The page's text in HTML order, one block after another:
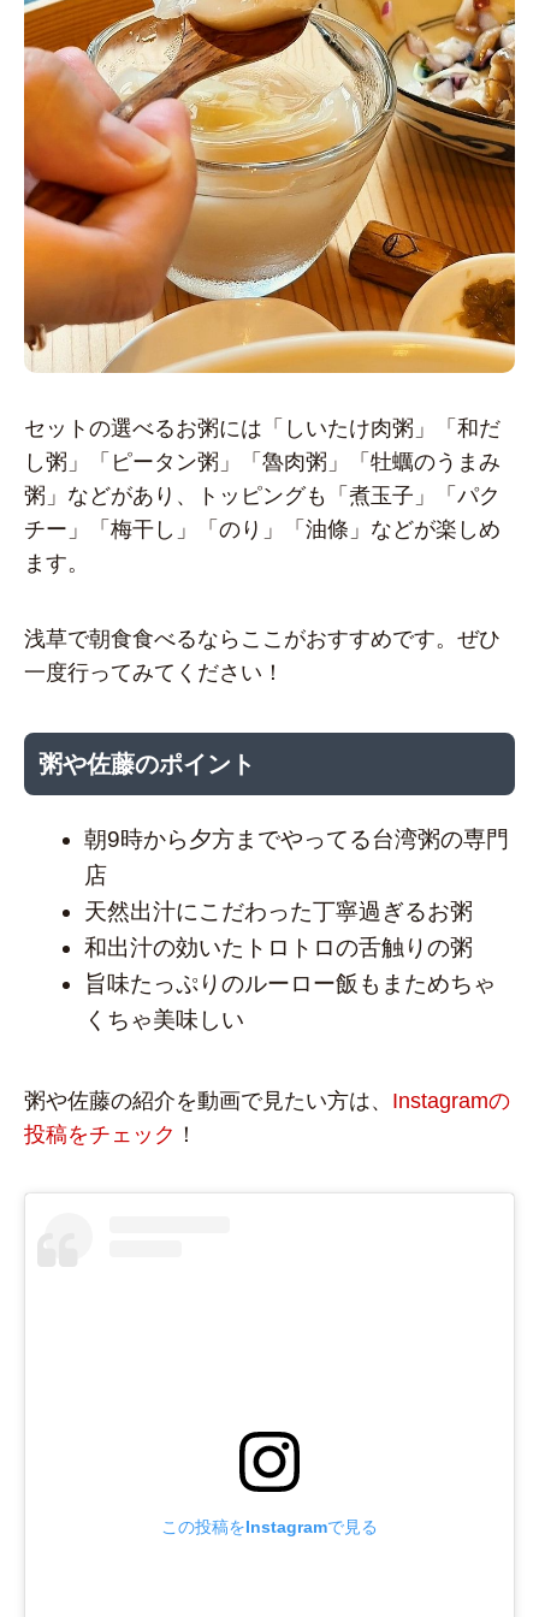
セットの選べるお粥には「しいたけ肉粥」「和だ
し粥」「ピータン粥」「魯肉粥」「牡蠣のうまみ
粥」などがあり、トッピングも「煮玉子」「パク
チー」「梅干し」「のり」「油條」などが楽しめ
ます。
浅草で朝食食べるならここがおすすめです。ぜひ
一度行ってみてください！
粥や佐藤のポイント
朝9時から夕方までやってる台湾粥の専門
店
天然出汁にこだわった丁寧過ぎるお粥
和出汁の効いたトロトロの舌触りの粥
旨味たっぷりのルーロー飯もまためちゃ
くちゃ美味しい
粥や佐藤の紹介を動画で見たい方は、 Instagramの
投稿をチェック ！
この投稿をInstagramで見る